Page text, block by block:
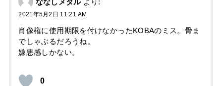
ななしメタル より:
2021年5月2日 11:21 AM
肖像権に使用期限を付けなかったKOBAのミス。骨ま
でしゃぶるだろうね。
嫌悪感しかない。
0